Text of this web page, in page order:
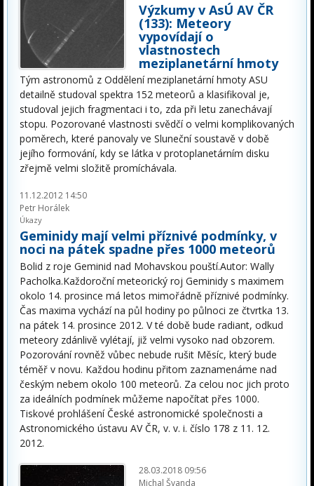
Výzkumy v AsÚ AV ČR
(133): Meteory
vypovídají o
vlastnostech
meziplanetární hmoty
Tým astronomů z Oddělení meziplanetární hmoty ASU
detailně studoval spektra 152 meteorů a klasifikoval je,
studoval jejich fragmentaci i to, zda při letu zanechávají
stopu. Pozorované vlastnosti svědčí o velmi komplikovaných
poměrech, které panovaly ve Sluneční soustavě v době
jejího formování, kdy se látka v protoplanetárním disku
zřejmě velmi složitě promíchávala.
11.12.2012 14:50
Petr Horálek
Úkazy
Geminidy mají velmi příznivé podmínky, v
noci na pátek spadne přes 1000 meteorů
Bolid z roje Geminid nad Mohavskou pouští.Autor: Wally
Pacholka.Každoroční meteorický roj Geminidy s maximem
okolo 14. prosince má letos mimořádně příznivé podmínky.
Čas maxima vychází na půl hodiny po půlnoci ze čtvrtka 13.
na pátek 14. prosince 2012. V té době bude radiant, odkud
meteory zdánlivě vylétají, již velmi vysoko nad obzorem.
Pozorování rovněž vůbec nebude rušit Měsíc, který bude
téměř v novu. Každou hodinu přitom zaznamenáme nad
českým nebem okolo 100 meteorů. Za celou noc jich proto
za ideálních podmínek můžeme napočítat přes 1000.
Tiskové prohlášení České astronomické společnosti a
Astronomického ústavu AV ČR, v. v. i. číslo 178 z 11. 12.
2012.
28.03.2018 09:56
Michal Švanda